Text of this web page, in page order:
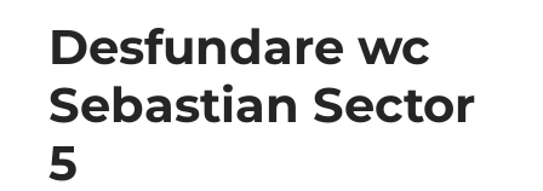
Desfundare wc
Sebastian Sector
5